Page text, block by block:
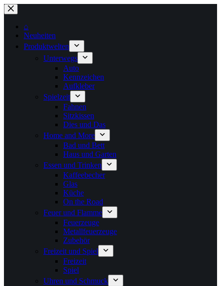
Zum
Inhalt
springen
⌂
Neuheiten
Produktwelten
Unterwegs
Auto
Kennzeichen
Aufkleber
Spielzeit
Fahnen
Sitzkissen
Dies und Das
Home and More
Bad und Bett
Haus und Garten
Essen und Trinken
Kaffeebecher
Glas
Küche
On the Road
Feuer und Flamme
Feuerzeuge
Metallfeuerzeuge
Zubehör
Freizeit und Spiel
Freizeit
Spiel
Uhren und Schmuck